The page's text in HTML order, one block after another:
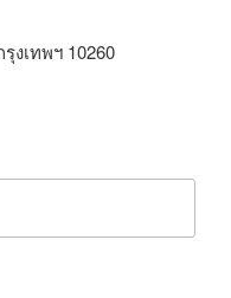
งเทพฯ 10260